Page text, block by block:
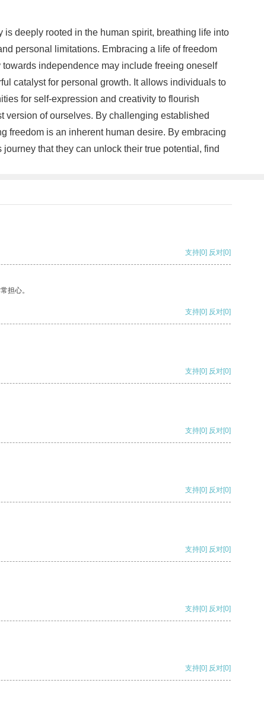
deeply rooted in the human spirit, breathing life into
personal limitations. Embracing a life of freedom
independence may include freeing oneself
catalyst for personal growth. It allows individuals to
for self-expression and creativity to flourish
version of ourselves. By challenging established
freedom is an inherent human desire. By embracing
that they can unlock their true potential, find
支持[0] 反对[0]
担心。
支持[0] 反对[0]
支持[0] 反对[0]
支持[0] 反对[0]
支持[0] 反对[0]
支持[0] 反对[0]
支持[0] 反对[0]
支持[0] 反对[0]